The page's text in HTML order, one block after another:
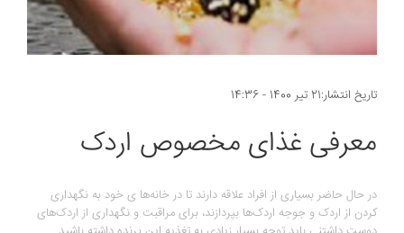
تاریخ انتشار:21 تیر 1400 - 14:36
معرفی غذای مخصوص اردک
در حال حاضر بسیاری از افراد علاقه دارند تا در خانه‌ها ی خود به نگهداری
کردن از اردک و جوجه اردک‌ها بپردازند، برای مراقبت و نگهداری از اردک‌های